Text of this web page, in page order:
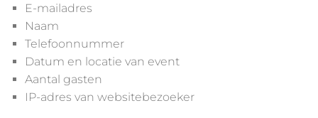
E-mailadres
Naam
Telefoonnummer
Datum en locatie van event
Aantal gasten
IP-adres van websitebezoeker